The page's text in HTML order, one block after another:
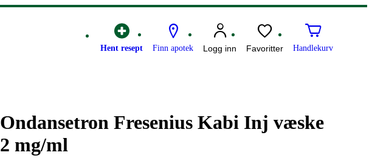
Hent resept Finn apotek Logg inn Favoritter Handlekurv
Ondansetron Fresenius Kabi Inj væske
2 mg/ml